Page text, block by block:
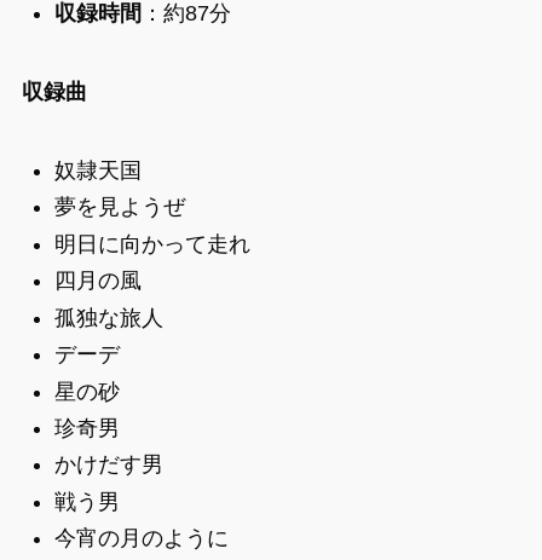
収録時間 ：約87分
収録曲
奴隷天国
夢を見ようぜ
明日に向かって走れ
四月の風
孤独な旅人
デーデ
星の砂
珍奇男
かけだす男
戦う男
今宵の月のように